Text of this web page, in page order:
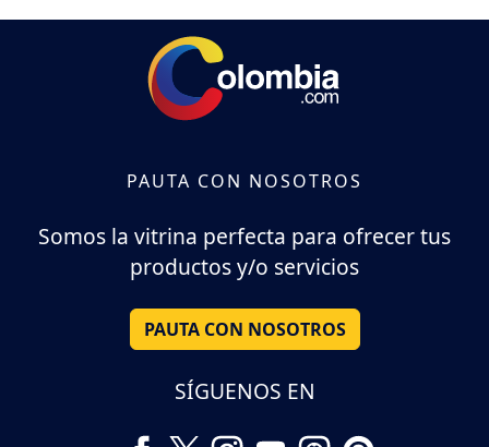
PAUTA CON NOSOTROS
Somos la vitrina perfecta para ofrecer tus
productos y/o servicios
PAUTA CON NOSOTROS
SÍGUENOS EN